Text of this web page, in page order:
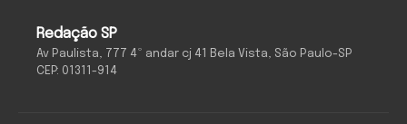
Redação SP
Av Paulista, 777 4º andar cj 41 Bela Vista, São Paulo-SP
CEP: 01311-914